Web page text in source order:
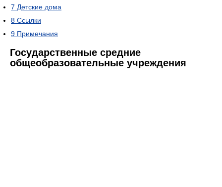
7 Детские дома
8 Ссылки
9 Примечания
Государственные средние
общеобразовательные учреждения